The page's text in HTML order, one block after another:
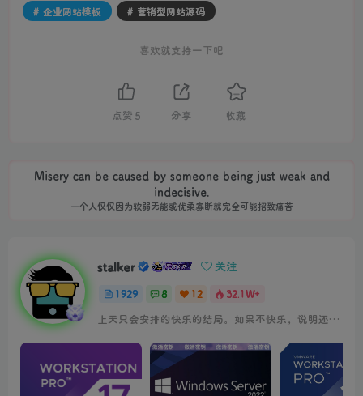
# 企业网站模板
# 营销型网站源码
喜欢就支持一下吧
点赞 5 分享 收藏
Misery can be caused by someone being just weak and
indecisive.
一个人仅仅因为软弱无能或优柔寡断就完全可能招致痛苦
stalker 关注
1929 8 12
32.1W+
上天只会安排的快乐的结局。如果不快乐，说明还不是最后结局